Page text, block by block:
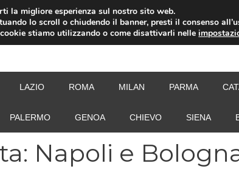
LAZIO ROMA MILAN PARMA
PALERMO GENOA CHIEVO SIENA
Napoli e
la migliore esperienza sul nostro sito web.
lo scroll o chiudendo il banner, presti il consenso
stiamo utilizzando o come disattivarli nelle